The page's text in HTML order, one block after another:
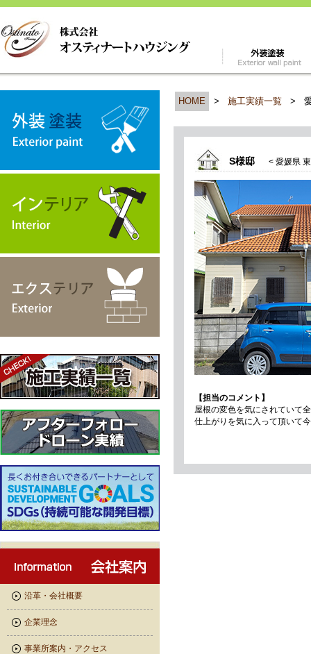
沿革・会社概要
企業理念
事業所案内・アクセス
HOME > 施工実績一覧 >
S様邸 < 愛媛県
【担当のコメント】
屋根の変色を気にされていて
仕上がりを気に入って頂いて